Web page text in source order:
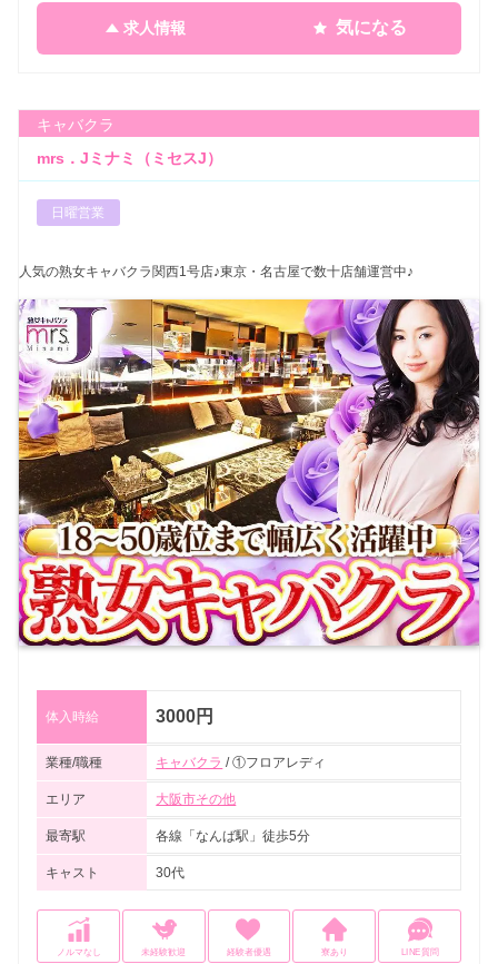
求人情報 気になる
キャバクラ
mrs．Jミナミ（ミセスJ）
日曜営業
人気の熟女キャバクラ関西1号店♪東京・名古屋で数十店舗運営中♪
体入時給 3000円
業種/職種 キャバクラ / ①フロアレディ
エリア 大阪市その他
最寄駅 各線「なんば駅」徒歩5分
キャスト 30代
ノルマなし 未経験歓迎 経験者優遇 寮あり LINE質問